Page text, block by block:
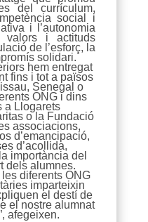
del currículum,
social i
i l’autonomia
i actituds
de l’esforç, la
solidari.
hem entregat
fins i tot a països
Senegal o
ONG i dins
a Llogarets
o la Fundació
associacions,
d’emancipació,
d’acollida,
importància del
dels alumnes.
diferents ONG
imparteixin
el destí de
el nostre alumnat
afegeixen.